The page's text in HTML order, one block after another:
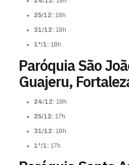
25/12: 18h
31/12: 18h
1°/1: 18h
Paróquia São
Guajeru,
24/12: 18h
25/12: 17h
31/12: 18h
1°/1: 17h